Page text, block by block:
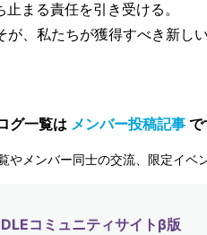
まる責任を引き受ける。
が、私たちが獲得すべき新し
グ一覧は メンバー投稿記事 で
やメンバー同士の交流、限定イベ
コミュニティサイトβ版